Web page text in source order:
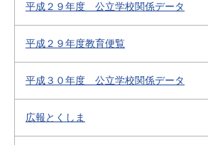
平成２９年度 公立学校関係データ
平成２９年度教育便覧
平成３０年度 公立学校関係データ
広報とくしま